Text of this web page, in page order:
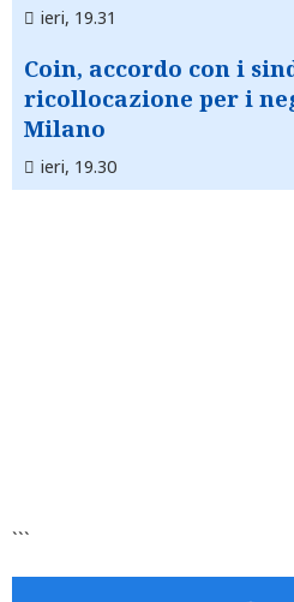
ieri, 19.31
Coin, accordo con i
ricollocazione per i
Milano
ieri, 19.30
```